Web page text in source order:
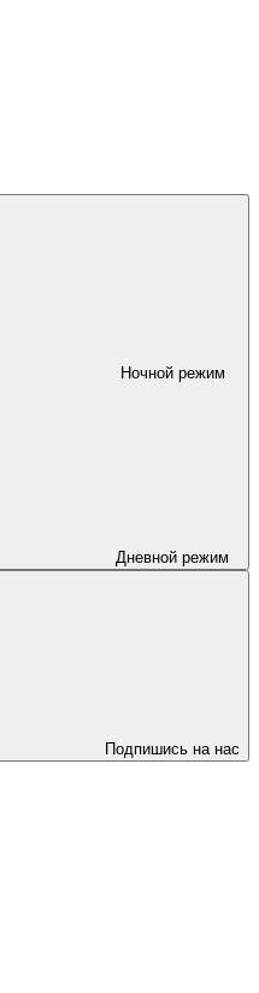
Ночной режим
Дневной режим
Подпишись на нас